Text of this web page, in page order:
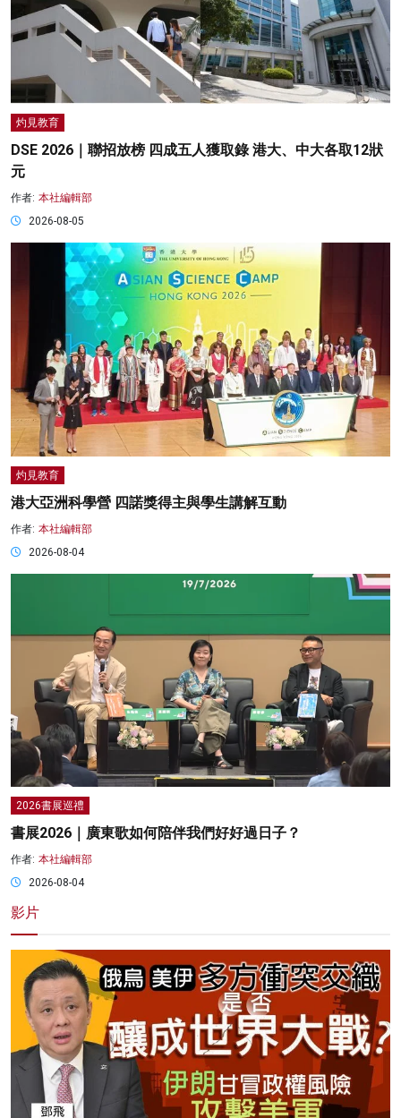
灼見教育
DSE 2026｜聯招放榜 四成五人獲取錄 港大、中大各取12狀
元
作者: 本社編輯部
2026-08-05
灼見教育
港大亞洲科學營 四諾獎得主與學生講解互動
作者: 本社編輯部
2026-08-04
2026書展巡禮
書展2026｜廣東歌如何陪伴我們好好過日子？
作者: 本社編輯部
2026-08-04
影片